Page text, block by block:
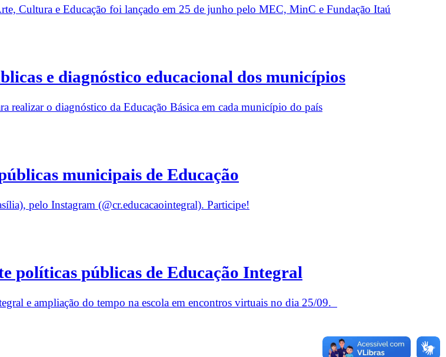
Cultura e Educação foi lançado em 25 de junho pelo MEC, MinC e Fundação Itaú
e diagnóstico educacional dos municípios
realizar o diagnóstico da Educação Básica em cada município do país
municipais de Educação
pelo Instagram (@cr.educacaointegral). Participe!
políticas públicas de Educação Integral
e ampliação do tempo na escola em encontros virtuais no dia 25/09.